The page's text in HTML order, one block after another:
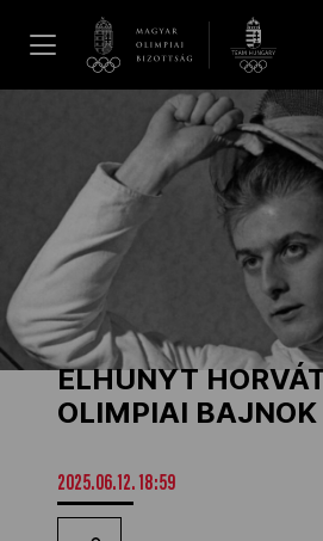
Galéria
Dakar 2026
Los Angeles 2028
MOB
ELHUNYT
OLIMPIAI
2025.06.12. 18:59